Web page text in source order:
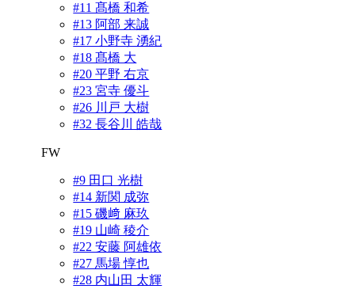
#11 髙橋 和希
#13 阿部 来誠
#17 小野寺 湧紀
#18 髙橋 大
#20 平野 右京
#23 宮寺 優斗
#26 川戸 大樹
#32 長谷川 皓哉
FW
#9 田口 光樹
#14 新関 成弥
#15 磯﨑 麻玖
#19 山崎 稜介
#22 安藤 阿雄依
#27 馬場 惇也
#28 内山田 太輝